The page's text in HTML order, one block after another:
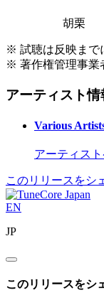
胡栗
※ 試聴は反映まで
※ 著作権管理事業
アーティスト情
Various
アーティス
このリリースをシ
EN
JP
このリリースをシ